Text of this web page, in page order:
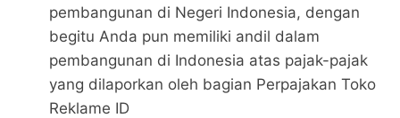
pembangunan di Negeri Indonesia, dengan
begitu Anda pun memiliki andil dalam
pembangunan di Indonesia atas pajak-pajak
yang dilaporkan oleh bagian Perpajakan Toko
Reklame ID